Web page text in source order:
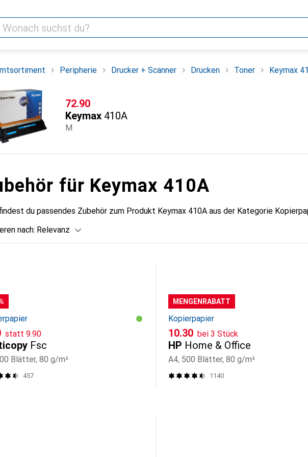
Peripherie Drucker + Scanner Drucken Toner Keymax
CHF
72.90
Keymax 410A
M
für Keymax 410A
du passendes Zubehör zum Produkt Keymax 410A aus der Kategorie
nach: Relevanz
statt CHF
9.90
Fsc
Blätter, 80 g/m²
457
MENGENRABATT
Kopierpapier
CHF
10.30 bei 3 Stück
HP Home & Office
A4, 500 Blätter, 80 g/m²
1140